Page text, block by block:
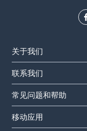
关于我们
联系我们
常见问题和帮助
移动应用